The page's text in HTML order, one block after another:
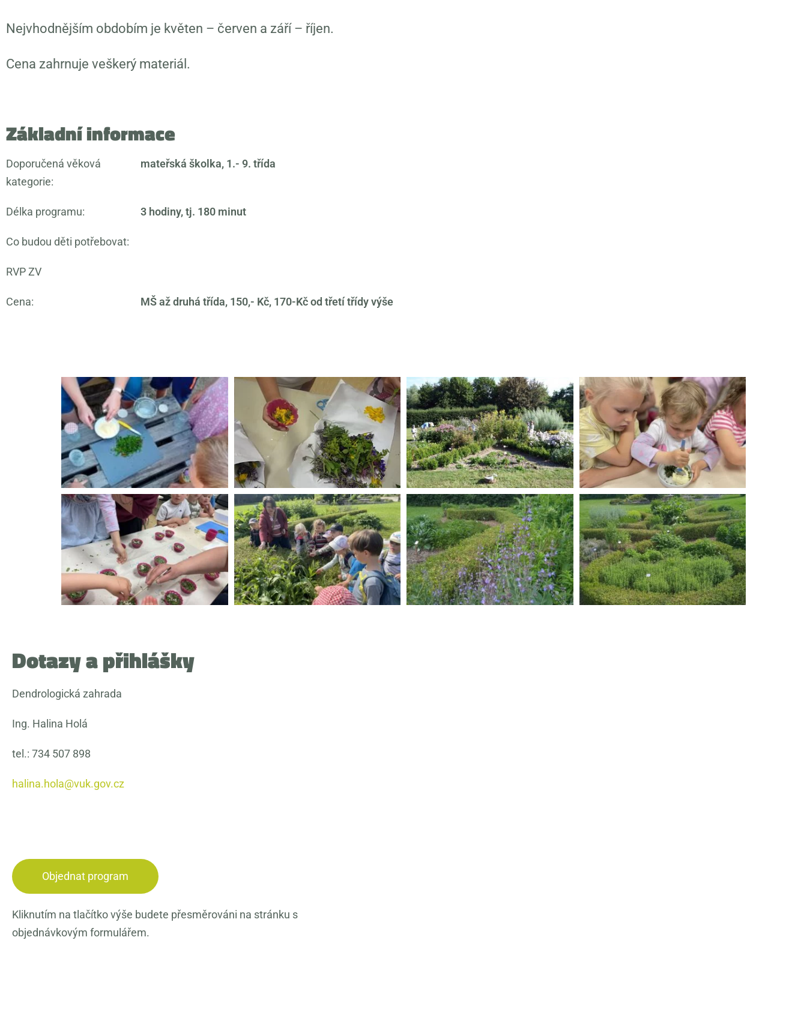
Nejvhodnějším obdobím je květen – červen a září – říjen.
Cena zahrnuje veškerý materiál.
Základní informace
Doporučená věková
kategorie:
mateřská školka, 1.- 9. třída
Délka programu: 3 hodiny, tj. 180 minut
Co budou děti potřebovat:
RVP ZV
Cena: MŠ až druhá třída, 150,- Kč, 170-Kč od třetí třídy výše
Dotazy a přihlášky
Dendrologická zahrada
Ing. Halina Holá
tel.: 734 507 898
halina.hola@vuk.gov.cz
Objednat program
Kliknutím na tlačítko výše budete přesměrováni na stránku s
objednávkovým formulářem.